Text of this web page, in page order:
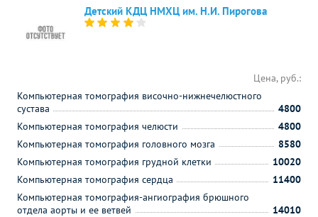
Детский КДЦ НМХЦ им. Н.И. Пирогова
Цена, руб.:
Компьютерная томография височно-нижнечелюстного
сустава
4800
Компьютерная томография челюсти
4800
Компьютерная томография головного мозга
8580
Компьютерная томография грудной клетки
10020
Компьютерная томография сердца
11400
Компьютерная томография-ангиография брюшного
отдела аорты и ее ветвей
14010